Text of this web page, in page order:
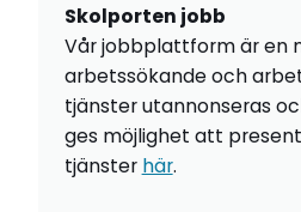
Skolporten jobb
Vår jobbplattform är en
arbetssökande och
tjänster utannonseras
ges möjlighet att
tjänster här.